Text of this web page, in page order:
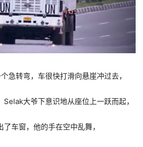
急转弯，车很快打滑向悬崖冲过去，
大爷下意识地从座位上一跃而起，
车窗，他的手在空中乱舞，